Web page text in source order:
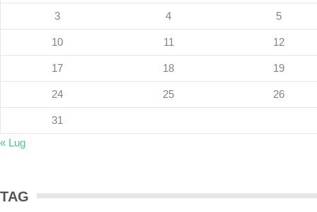
3 4 5
10 11 12
17 18 19
24 25 26
31
« Lug
TAG